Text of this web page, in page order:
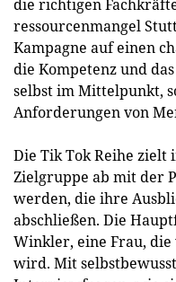
die richtigen
ressourcenmangel
Kampagne auf einen
die Kompetenz und
selbst im Mittelpunkt,
Anforderungen von
Die Tik Tok Reihe zielt
Zielgruppe ab mit der
werden, die ihre
abschließen. Die
Winkler, eine Frau,
wird. Mit